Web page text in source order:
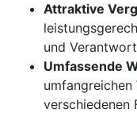
Attraktive
und
Umfassende
verschiedenen